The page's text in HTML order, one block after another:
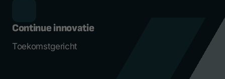
Continue innovatie
Toekomstgericht